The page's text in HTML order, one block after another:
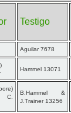
Testigo
Aguilar 7678
Hammel 13071
B.Hammel &
J.Trainer 13256